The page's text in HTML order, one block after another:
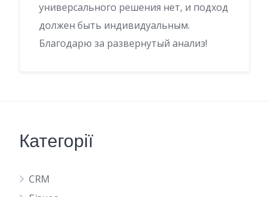
универсального решения нет, и подход
должен быть индивидуальным.
Благодарю за развернутый анализ!
Категорії
CRM